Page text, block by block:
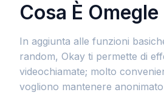
Cosa È Omegle
In aggiunta alle funzioni
random, Okay ti permette di
videochiamate; molto
vogliono mantenere